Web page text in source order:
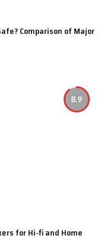
Comparison of Major
8.9
for Hi-fi and Home